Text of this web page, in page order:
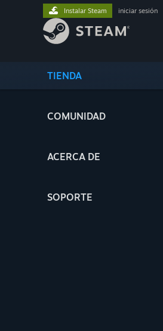
TIENDA
COMUNIDAD
ACERCA DE
SOPORTE
Instalar Steam iniciar sesión